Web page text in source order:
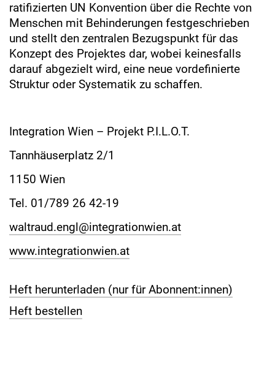
ratifizierten UN Konvention über die Rechte von
Menschen mit Behinderungen festgeschrieben
und stellt den zentralen Bezugspunkt für das
Konzept des Projektes dar, wobei keinesfalls
darauf abgezielt wird, eine neue vordefinierte
Struktur oder Systematik zu schaffen.
Integration Wien – Projekt P.I.L.O.T.
Tannhäuserplatz 2/1
1150 Wien
Tel. 01/789 26 42-19
waltraud.engl@integrationwien.at
www.integrationwien.at
Heft herunterladen (nur für Abonnent:innen)
Heft bestellen